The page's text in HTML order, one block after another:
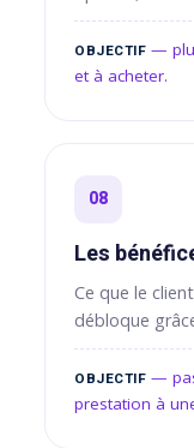
OBJECTIF —
et à acheter.
08
Les
Ce que le
débloque
OBJECTIF —
prestation à